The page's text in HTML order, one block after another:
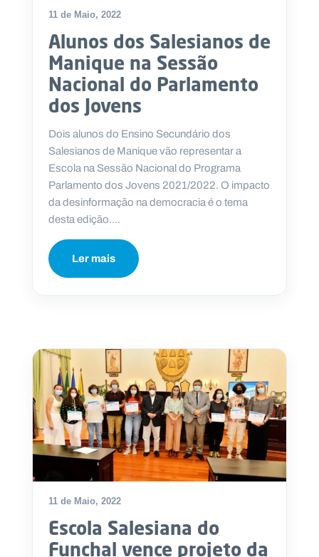
11 de Maio, 2022
Alunos dos Salesianos de
Manique na Sessão
Nacional do Parlamento
dos Jovens
Dois alunos do Ensino Secundário dos
Salesianos de Manique vão representar a
Escola na Sessão Nacional do Programa
Parlamento dos Jovens 2021/2022. O impacto
da desinformação na democracia é o tema
desta edição....
Ler mais
11 de Maio, 2022
Escola Salesiana do
Funchal vence projeto da